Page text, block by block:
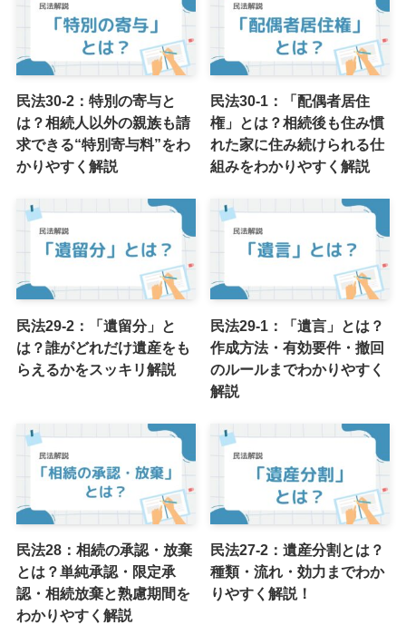
民法30-2：特別の寄与と
は？相続人以外の親族も請
求できる“特別寄与料”をわ
かりやすく解説
民法30-1：「配偶者居住
権」とは？相続後も住み慣
れた家に住み続けられる仕
組みをわかりやすく解説
民法29-2：「遺留分」と
は？誰がどれだけ遺産をも
らえるかをスッキリ解説
民法29-1：「遺言」とは？
作成方法・有効要件・撤回
のルールまでわかりやすく
解説
民法28：相続の承認・放棄
とは？単純承認・限定承
認・相続放棄と熟慮期間を
わかりやすく解説
民法27-2：遺産分割とは？
種類・流れ・効力までわか
りやすく解説！